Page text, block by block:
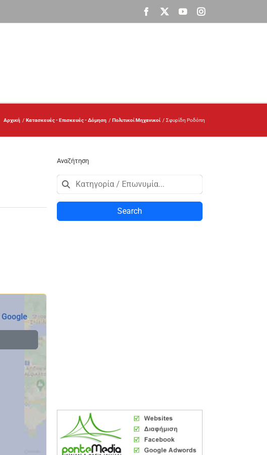
Facebook
X YouTubeInstagram
Αρχική Κατασκευές - Επισκευές - Δόμηση Πολιτικοί Μηχανικοί Σφυρίδη Ροδόπη
Google.
Αναζήτηση
Search